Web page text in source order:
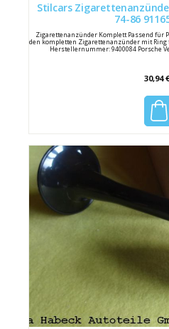
Stilcars Zigarettenanzünder
74-86
Zigarettenanzünder Komplett Passend für
den kompletten Zigarettenanzünder mit
Herstellernummer: 9400084 Porsche
30,94